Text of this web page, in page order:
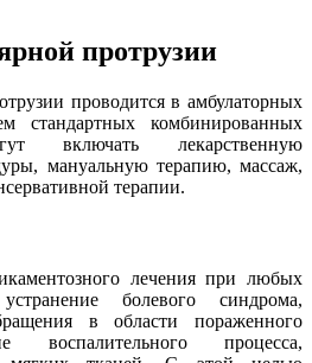
протрузии
проводится в амбулаторных
стандартных комбинированных
включать лекарственную
мануальную терапию, массаж,
терапии.
лечения при любых
болевого синдрома,
в области пораженного
воспалительного процесса,